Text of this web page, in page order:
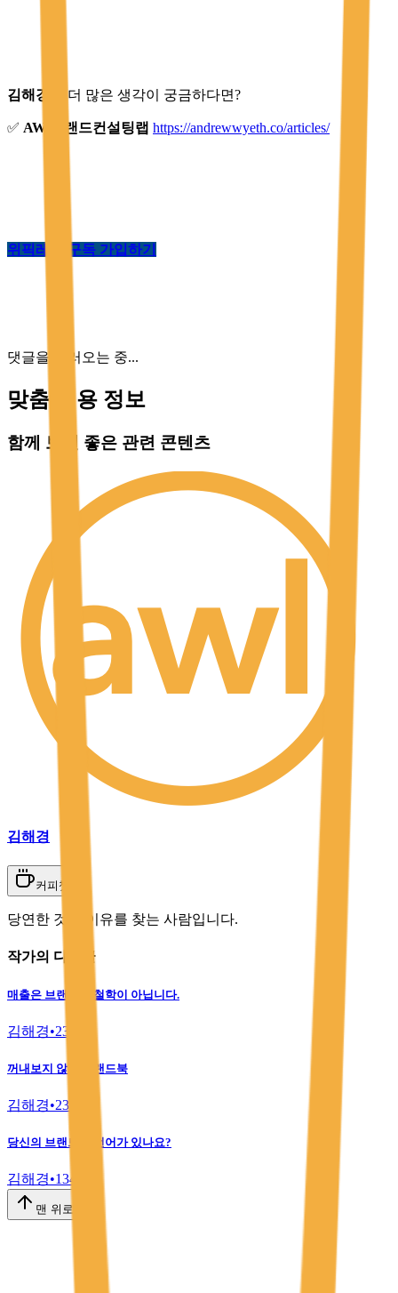
김해경 의 더 많은 생각이 궁금하다면?
✅ AW 브랜드컨설팅랩 https://andrewwyeth.co/articles/
위픽레터 구독 가입하기
댓글을 불러오는 중...
맞춤 채용 정보
함께 보면 좋은 관련 콘텐츠
김해경
커피챗
당연한 것에 이유를 찾는 사람입니다.
작가의 다른글
매출은 브랜드의 철학이 아닙니다.
김해경•238
꺼내보지 않는 브랜드북
김해경•239
당신의 브랜드는 언어가 있나요?
김해경•134
맨 위로